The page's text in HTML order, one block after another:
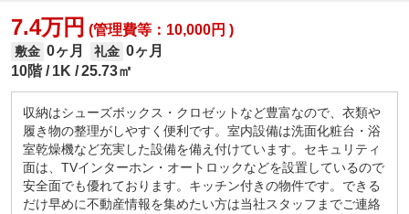
7.4万円 (管理費等：10,000円 )
敷金 0ヶ月 礼金 0ヶ月
10階
1K 25.73㎡
収納はシューズボックス・クロゼットなど豊富なので、衣類や
履き物の整理がしやすく便利です。室内設備は洗面化粧台・浴
室乾燥機など充実した設備を備え付けています。セキュリティ
面は、TVインターホン・オートロックなどを設置しているので
安全面でも優れております。キッチン付きの物件です。できる
だけ早めに不動産情報を集めたい方は当社スタッフまでご連絡